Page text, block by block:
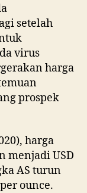
Stimulus
AS
setelah
virus
harga
prospek
harga
menjadi USD
AS turun
ounce.